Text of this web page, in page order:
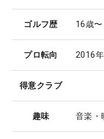
ゴルフ歴 16歳〜
プロ転向 2016
得意クラブ
趣味 音楽・